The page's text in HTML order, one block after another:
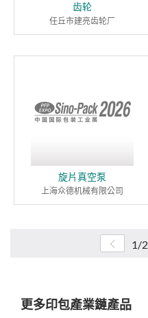
齿轮
任丘市建亮齿轮厂
旋片真空泵
上海众德机械有限公司
1/2
更多印包產業鏈產品